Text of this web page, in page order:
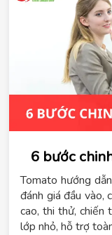
6 bước
Tomato hướng
đánh giá đầu vào,
cao, thi thử, chiến
lớp nhỏ, hỗ trợ